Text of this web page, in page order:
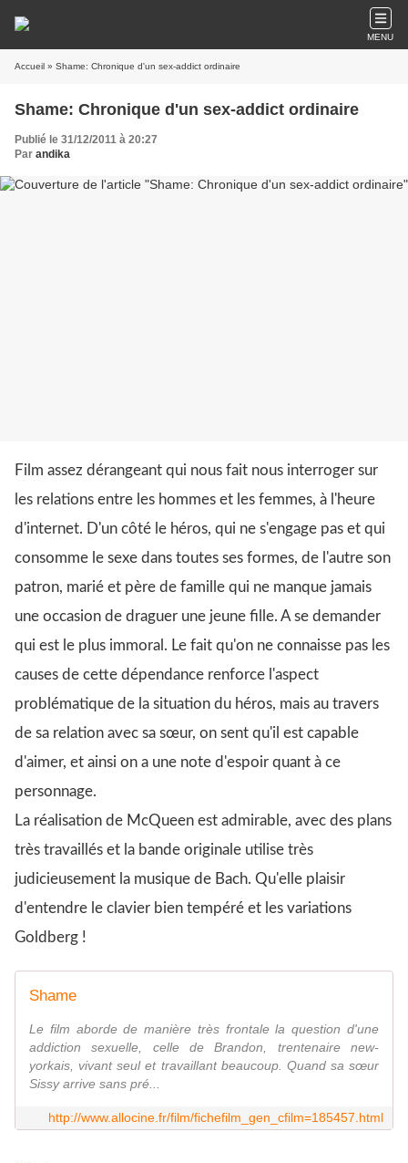
MENU
Accueil » Shame: Chronique d'un sex-addict ordinaire
Shame: Chronique d'un sex-addict ordinaire
Publié le 31/12/2011 à 20:27
Par andika
Film assez dérangeant qui nous fait nous interroger sur
les relations entre les hommes et les femmes, à l'heure
d'internet. D'un côté le héros, qui ne s'engage pas et qui
consomme le sexe dans toutes ses formes, de l'autre son
patron, marié et père de famille qui ne manque jamais
une occasion de draguer une jeune fille. A se demander
qui est le plus immoral. Le fait qu'on ne connaisse pas les
causes de cette dépendance renforce l'aspect
problématique de la situation du héros, mais au travers
de sa relation avec sa sœur, on sent qu'il est capable
d'aimer, et ainsi on a une note d'espoir quant à ce
personnage.
La réalisation de McQueen est admirable, avec des plans
très travaillés et la bande originale utilise très
judicieusement la musique de Bach. Qu'elle plaisir
d'entendre le clavier bien tempéré et les variations
Goldberg !
Shame
Le film aborde de manière très frontale la question d'une
addiction sexuelle, celle de Brandon, trentenaire new-
yorkais, vivant seul et travaillant beaucoup. Quand sa sœur
Sissy arrive sans pré...
http://www.allocine.fr/film/fichefilm_gen_cfilm=185457.html